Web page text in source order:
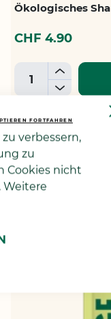
verbessern,
zu
Cookies nicht
Weitere
FORTFAHREN
Ökologisches
CHF 4.90
+
-
WUNSCHLISTE
Bestseller